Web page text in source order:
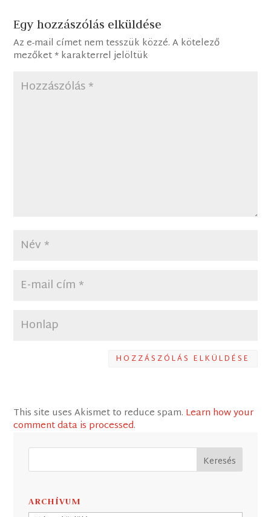
Egy hozzászólás elküldése
Az e-mail címet nem tesszük közzé. A kötelező
mezőket*karakterrel jelöltük
HOZZÁSZÓLÁS ELKÜLDÉSE
This site uses Akismet to reduce spam. Learn how your
comment data is processed.
ARCHÍVUM